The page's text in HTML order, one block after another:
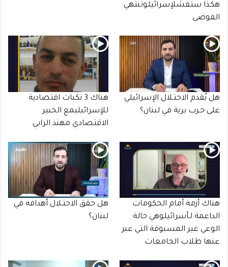
هكذا ستفشلإسرائيلوتنتهي
الفوضى
هل يُقدم الاحتـلال الإسرائيلي
على حـرب برية في لبنان؟
هناك 3 نكبات اقتصادية
للإسرائيليمع الخبير
الاقتصادي مهند الرابي
هناك أزمة أمام الحكومات
الداعمة لـأسرائيلوهي حالة
الوعي غير المسبوقة التي عبر
عنها طلاب الجامعات
هل حقق الاحتـلال أهدافه في
لبنان؟